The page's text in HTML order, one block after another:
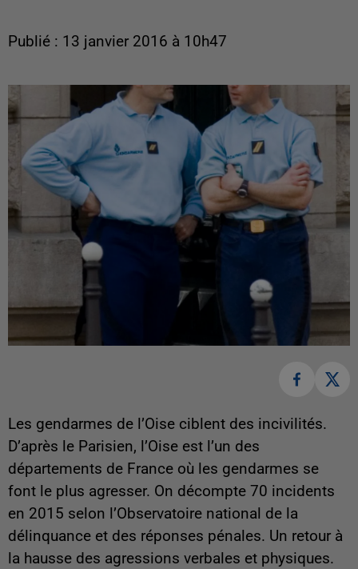
Publié : 13 janvier 2016 à 10h47
Les gendarmes de l’Oise ciblent des incivilités.
D’après le Parisien, l’Oise est l’un des
départements de France où les gendarmes se
font le plus agresser. On décompte 70 incidents
en 2015 selon l’Observatoire national de la
délinquance et des réponses pénales. Un retour à
la hausse des agressions verbales et physiques.